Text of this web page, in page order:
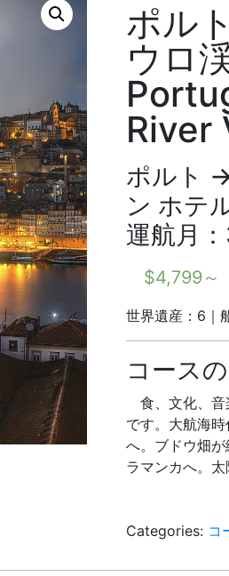
ポル
ウロ
River
ポルト
ン ホテ
運航月
$4,799 ～
世界遺産：6｜
コース
食、文化、
です。大航海
へ。ブドウ畑
ラマンカへ。太
Categories: コ